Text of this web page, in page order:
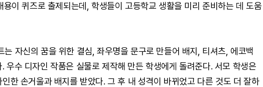
이 퀴즈로 출제되는데, 학생들이 고등학교 생활을 미리 준비하는 데 도움
는 자신의 꿈을 위한 결심, 좌우명을 문구로 만들어 배지, 티셔츠, 에코백
우수 디자인 작품은 실물로 제작해 만든 학생에게 돌려준다. 서모 학생은
한 손거울과 배지를 받았다. 그 후 내 성격이 바뀌었고 다른 것도 더 잘하